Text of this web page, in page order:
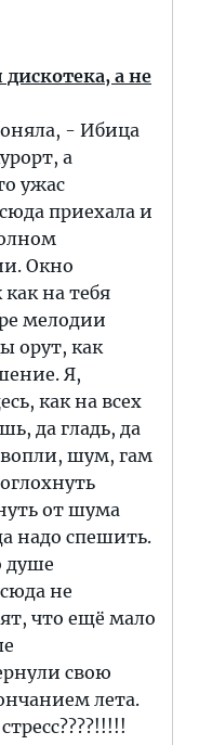
а не
- Ибица
а
ужас
приехала и
Окно
на тебя
мелодии
орут, как
Я,
как на всех
да гладь, да
вопли, шум, гам
от шума
надо спешить.
душе
не
что ещё мало
свою
лета.